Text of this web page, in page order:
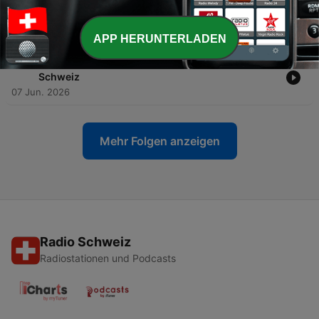
115 - #113: Gestohlene Intelligenz – Klagen gegen
Techgiganten
21 Jun. 2026
114 - #112: Alles inklusive? Über Barrierefreiheit in der
Schweiz
07 Jun. 2026
Mehr Folgen anzeigen
Radio Schweiz
Radiostationen und Podcasts
APP HERUNTERLADEN